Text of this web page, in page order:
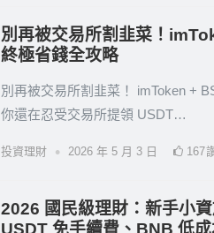
別再被交易所割韭菜！
終極省錢全攻略
別再被交易所割韭菜！ imToken +
你還在忍受交易所提領 USDT…
投資理財 • 2026 年 5 月 3 日 167
2026 國民級理財：新手小
USDT 免手續費、BNB 低成